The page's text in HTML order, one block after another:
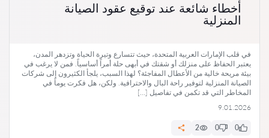
أخطاء شائعة عند توقيع عقود الصيانة
المنزلية
في قلب الإمارات العربية المتحدة، حيث تتسارع وتيرة الحياة وتزدهر المدن،
يعتبر الحفاظ على منزلك أو شقتك في أبهى حلة أمراً أساسياً. فمن لا يرغب في
بيئة مريحة خالية من الأعطال المفاجئة؟ لهذا السبب، يلجأ الكثيرون إلى شركات
الصيانة المنزلية لتوفير راحة البال والاحترافية. ولكن، هل فكرت يوماً في
المخاطر التي قد تكمن في تفاصيل […]
9.01.2026
0
0
2